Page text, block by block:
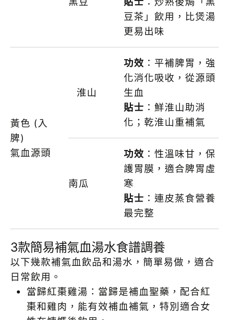
豆茶」飲用，比煲湯
更易出味
黃色 (入
脾)
氣血源頭
淮山
功效 ：平補脾胃，強
化消化吸收，從源頭
生血
貼士 ：鮮淮山助消
化；乾淮山重補氣
南瓜
功效 ：性溫味甘，保
護胃膜，適合脾胃虛
寒
貼士 ：連皮蒸食營養
最完整
3款簡易補氣血湯水食譜調養
以下幾款補氣血飲品和湯水，簡單易做，適合
日常飲用。
當歸紅棗雞湯：當歸是補血聖藥，配合紅
棗和雞肉，能有效補血補氣，特別適合女